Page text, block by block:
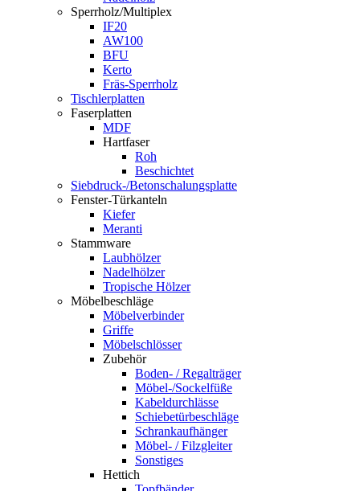
Sperrholz/Multiplex
IF20
AW100
BFU
Kerto
Fräs-Sperrholz
Tischlerplatten
Faserplatten
MDF
Hartfaser
Roh
Beschichtet
Siebdruck-/Betonschalungsplatte
Fenster-Türkanteln
Kiefer
Meranti
Stammware
Laubhölzer
Nadelhölzer
Tropische Hölzer
Möbelbeschläge
Möbelverbinder
Griffe
Möbelschlösser
Zubehör
Boden- / Regalträger
Möbel-/Sockelfüße
Kabeldurchlässe
Schiebetürbeschläge
Schrankaufhänger
Möbel- / Filzgleiter
Sonstiges
Hettich